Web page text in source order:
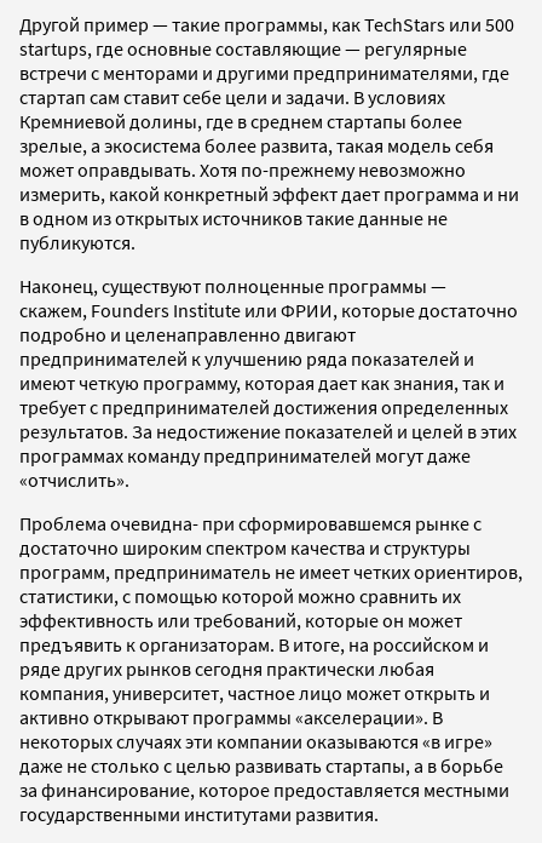
Другой пример — такие программы, как TechStars или 500
startups, где основные составляющие — регулярные
встречи с менторами и другими предпринимателями, где
стартап сам ставит себе цели и задачи. В условиях
Кремниевой долины, где в среднем стартапы более
зрелые, а экосистема более развита, такая модель себя
может оправдывать. Хотя по-прежнему невозможно
измерить, какой конкретный эффект дает программа и ни
в одном из открытых источников такие данные не
публикуются.
Наконец, существуют полноценные программы —
скажем, Founders Institute или ФРИИ, которые достаточно
подробно и целенаправленно двигают
предпринимателей к улучшению ряда показателей и
имеют четкую программу, которая дает как знания, так и
требует с предпринимателей достижения определенных
результатов. За недостижение показателей и целей в этих
программах команду предпринимателей могут даже
«отчислить».
Проблема очевидна- при сформировавшемся рынке с
достаточно широким спектром качества и структуры
программ, предприниматель не имеет четких ориентиров,
статистики, с помощью которой можно сравнить их
эффективность или требований, которые он может
предъявить к организаторам. В итоге, на российском и
ряде других рынков сегодня практически любая
компания, университет, частное лицо может открыть и
активно открывают программы «акселерации». В
некоторых случаях эти компании оказываются «в игре»
даже не столько с целью развивать стартапы, а в борьбе
за финансирование, которое предоставляется местными
государственными институтами развития.